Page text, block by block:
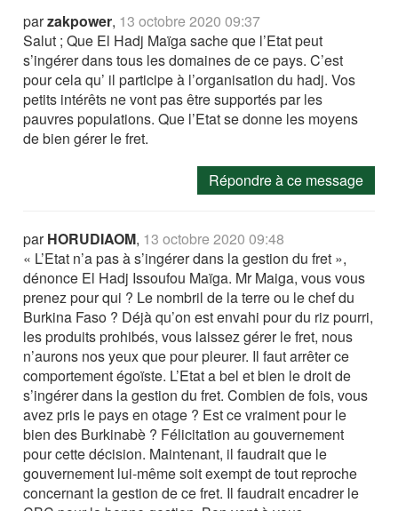
parzakpower, 13 octobre 2020 09:37
Salut ; Que El Hadj Maïga sache que l’Etat peut
s’ingérer dans tous les domaines de ce pays. C’est
pour cela qu’ il participe à l’organisation du hadj. Vos
petits intérêts ne vont pas être supportés par les
pauvres populations. Que l’Etat se donne les moyens
de bien gérer le fret.
Répondre à ce message
parHORUDIAOM, 13 octobre 2020 09:48
« L’Etat n’a pas à s’ingérer dans la gestion du fret »,
dénonce El Hadj Issoufou Maïga. Mr Maiga, vous vous
prenez pour qui ? Le nombril de la terre ou le chef du
Burkina Faso ? Déjà qu’on est envahi pour du riz pourri,
les produits prohibés, vous laissez gérer le fret, nous
n’aurons nos yeux que pour pleurer. Il faut arrêter ce
comportement égoïste. L’Etat a bel et bien le droit de
s’ingérer dans la gestion du fret. Combien de fois, vous
avez pris le pays en otage ? Est ce vraiment pour le
bien des Burkinabè ? Félicitation au gouvernement
pour cette décision. Maintenant, il faudrait que le
gouvernement lui-même soit exempt de tout reproche
concernant la gestion de ce fret. Il faudrait encadrer le